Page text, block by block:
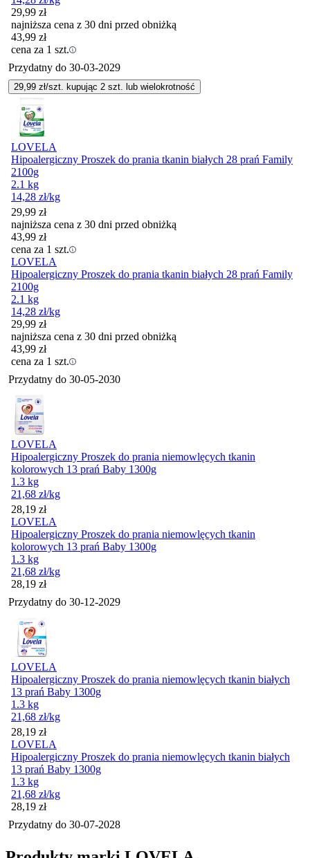
29,99 zł
najniższa cena z 30 dni przed obniżką
43,99 zł
cena za 1 szt.
Przydatny do 30-03-2029
29,99 zł/szt. kupując 2 szt. lub wielokrotność
LOVELA
Hipoalergiczny Proszek do prania tkanin białych 28 prań Family
2100g
2.1 kg
14,28 zł/kg
29,99 zł
najniższa cena z 30 dni przed obniżką
43,99 zł
cena za 1 szt.
LOVELA
Hipoalergiczny Proszek do prania tkanin białych 28 prań Family
2100g
2.1 kg
14,28 zł/kg
29,99 zł
najniższa cena z 30 dni przed obniżką
43,99 zł
cena za 1 szt.
Przydatny do 30-05-2030
LOVELA
Hipoalergiczny Proszek do prania niemowlęcych tkanin
kolorowych 13 prań Baby 1300g
1.3 kg
21,68 zł/kg
Cena
28,19 zł
LOVELA
Hipoalergiczny Proszek do prania niemowlęcych tkanin
kolorowych 13 prań Baby 1300g
1.3 kg
21,68 zł/kg
Cena
28,19 zł
Przydatny do 30-12-2029
LOVELA
Hipoalergiczny Proszek do prania niemowlęcych tkanin białych
13 prań Baby 1300g
1.3 kg
21,68 zł/kg
Cena
28,19 zł
LOVELA
Hipoalergiczny Proszek do prania niemowlęcych tkanin białych
13 prań Baby 1300g
1.3 kg
21,68 zł/kg
Cena
28,19 zł
Przydatny do 30-07-2028